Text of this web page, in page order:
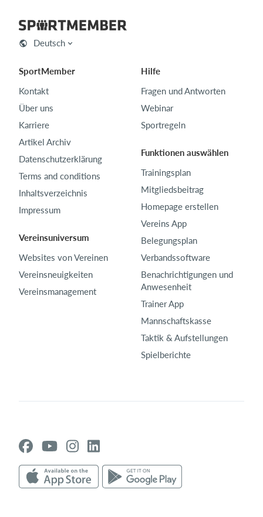
Deutsch
SportMember
Kontakt
Über uns
Karriere
Artikel Archiv
Datenschutzerklärung
Terms and conditions
Inhaltsverzeichnis
Impressum
Vereinsuniversum
Websites von Vereinen
Vereinsneuigkeiten
Vereinsmanagement
Hilfe
Fragen und Antworten
Webinar
Sportregeln
Funktionen auswählen
Trainingsplan
Mitgliedsbeitrag
Homepage erstellen
Vereins App
Belegungsplan
Verbandssoftware
Benachrichtigungen und
Anwesenheit
Trainer App
Mannschaftskasse
Taktik & Aufstellungen
Spielberichte